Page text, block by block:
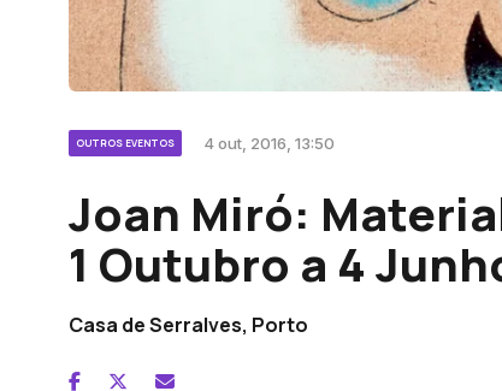
OUTROS EVENTOS 4 out, 2016, 13:50
Joan Miró:
1 Outubro a 4
Casa de Serralves, Porto